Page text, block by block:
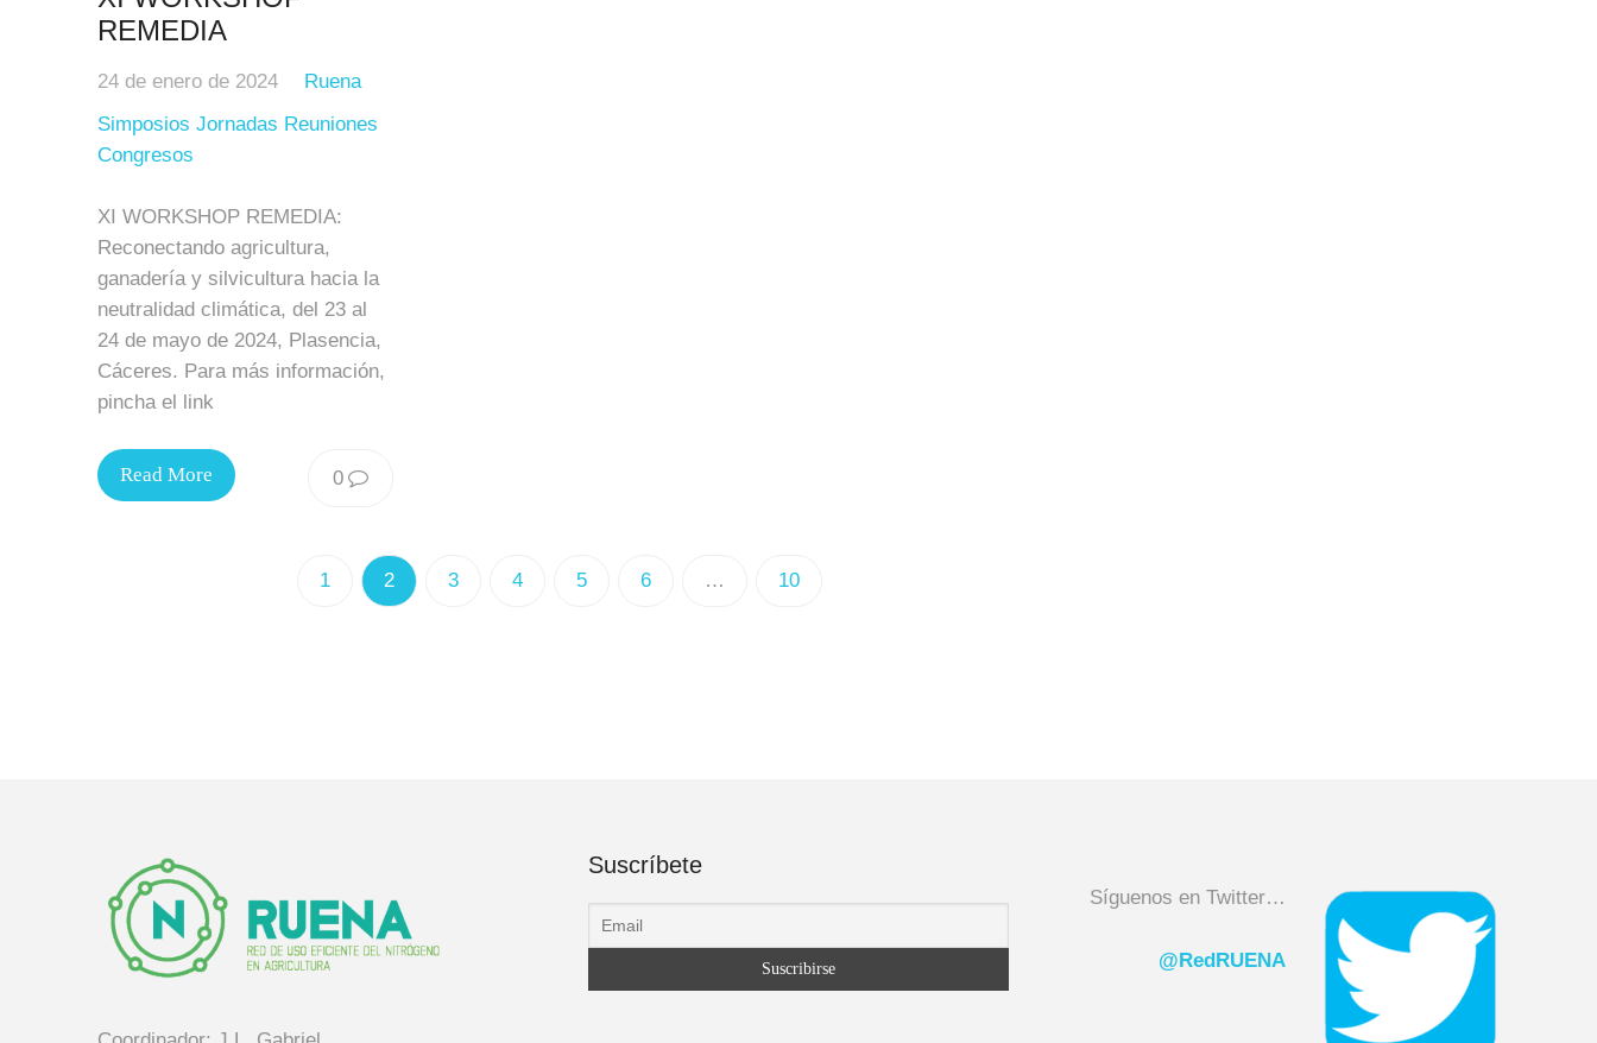
REMEDIA
24 de enero de 2024
Ruena
Simposios Jornadas Reuniones
Congresos
XI WORKSHOP REMEDIA:
Reconectando agricultura,
ganadería y silvicultura hacia la
neutralidad climática, del 23 al
24 de mayo de 2024, Plasencia,
Cáceres. Para más información,
pincha el link
0
Read More
1 2 3 4 5 6 … 10
Suscríbete
Síguenos en Twitter…
@RedRUENA